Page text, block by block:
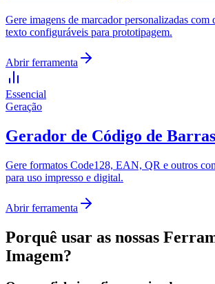
Gere imagens de marcador personalizadas com
texto configuráveis para prototipagem.
Abrir ferramenta
Essencial
Geração
Gerador de Código de Barras
Gere formatos Code128, EAN, QR e outros
para uso impresso e digital.
Abrir ferramenta
Porquê usar as nossas
Imagem?